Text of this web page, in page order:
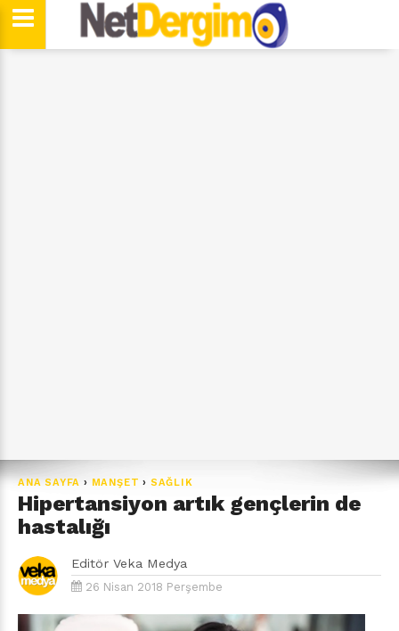
ANA SAYFA › MANŞET › SAĞLIK
Hipertansiyon artık gençlerin de
hastalığı
Editör Veka Medya
26 Nisan 2018 Perşembe